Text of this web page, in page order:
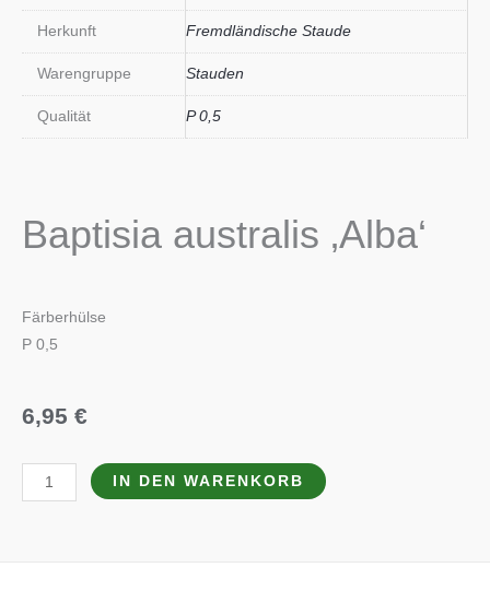
Herkunft Fremdländische Staude
Warengruppe Stauden
Qualität P 0,5
Baptisia australis ‚Alba‘
Färberhülse
P 0,5
6,95 €
Baptisia
australis
IN DEN WARENKORB